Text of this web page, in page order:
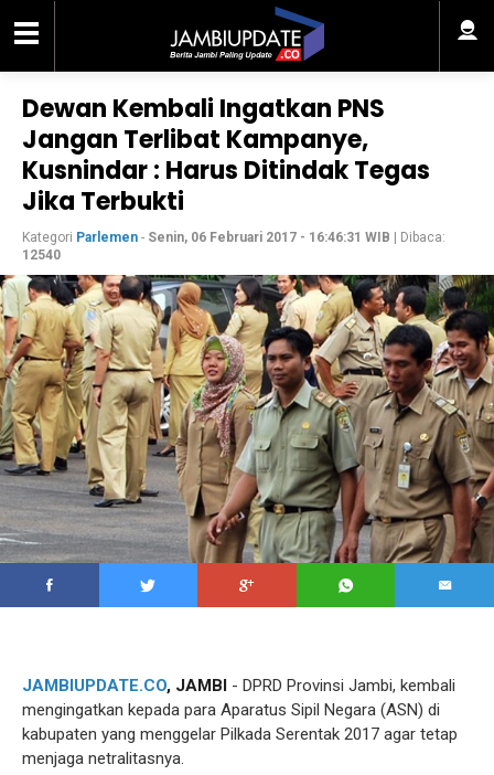
Dewan Kembali Ingatkan PNS
Jangan Terlibat Kampanye,
Kusnindar : Harus Ditindak Tegas
Jika Terbukti
Kategori Parlemen - Senin, 06 Februari 2017 - 16:46:31 WIB | Dibaca:
12540
JAMBIUPDATE.CO, JAMBI - DPRD Provinsi Jambi, kembali
mengingatkan kepada para Aparatus Sipil Negara (ASN) di
kabupaten yang menggelar Pilkada Serentak 2017 agar tetap
menjaga netralitasnya.